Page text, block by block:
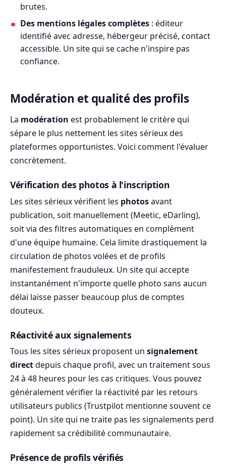
brutes.
Des mentions légales complètes : éditeur
identifié avec adresse, hébergeur précisé, contact
accessible. Un site qui se cache n'inspire pas
confiance.
Modération et qualité des profils
La modération est probablement le critère qui
sépare le plus nettement les sites sérieux des
plateformes opportunistes. Voici comment l'évaluer
concrètement.
Vérification des photos à l'inscription
Les sites sérieux vérifient les photosavant
publication, soit manuellement (Meetic, eDarling),
soit via des filtres automatiques en complément
d'une équipe humaine. Cela limite drastiquement la
circulation de photos volées et de profils
manifestement frauduleux. Un site qui accepte
instantanément n'importe quelle photo sans aucun
délai laisse passer beaucoup plus de comptes
douteux.
Réactivité aux signalements
Tous les sites sérieux proposent un signalement
directdepuis chaque profil, avec un traitement sous
24 à 48 heures pour les cas critiques. Vous pouvez
généralement vérifier la réactivité par les retours
utilisateurs publics (Trustpilot mentionne souvent ce
point). Un site qui ne traite pas les signalements perd
rapidement sa crédibilité communautaire.
Présence de profils vérifiés